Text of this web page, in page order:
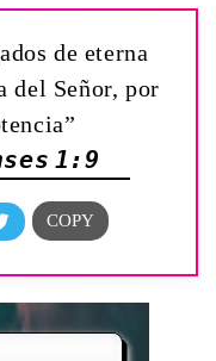
de eterna
del Señor, por
1:9